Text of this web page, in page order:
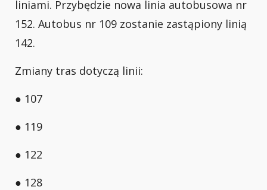
liniami. Przybędzie nowa linia autobusowa nr
152. Autobus nr 109 zostanie zastąpiony linią
142.
Zmiany tras dotyczą linii:
● 107
● 119
● 122
● 128